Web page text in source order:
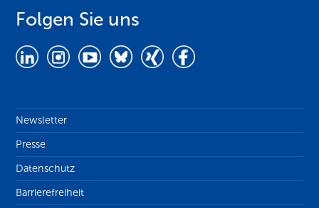
Folgen Sie uns
Newsletter
Presse
Datenschutz
Barrierefreiheit